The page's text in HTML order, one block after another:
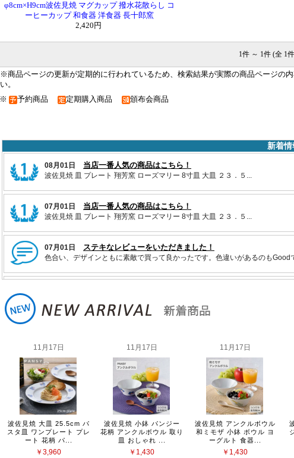
φ8cm×H9cm波佐見焼 マグカップ 撥水花散らし コ
ーヒーカップ 和食器 洋食器 長十郎窯
2,420円
1件 ～ 1件 (全 1
※商品ページの更新が定期的に行われているため、検索結果が実際の商品ページの
い。
※ 予約商品 定期購入商品 頒布会商品